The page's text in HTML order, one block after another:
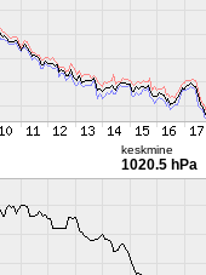
keskmine
1020.5 hPa